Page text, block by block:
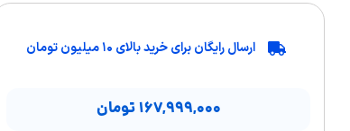
ارسال رایگان برای خرید بالای ۱۰ میلیون تومان
۱۶۷,۹۹۹,۰۰۰تومان